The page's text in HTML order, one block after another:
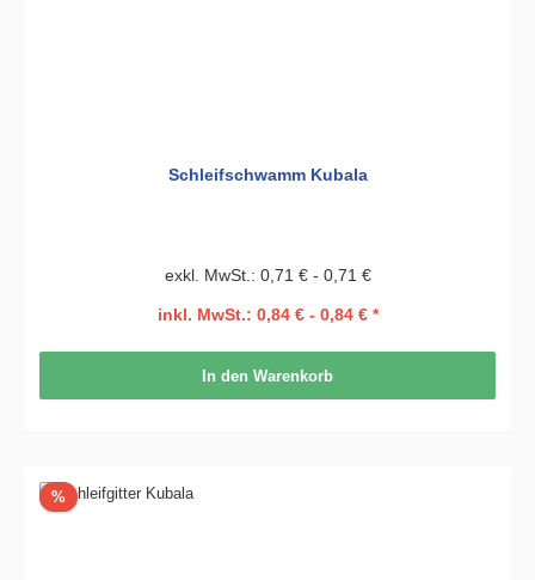
Schleifschwamm Kubala
exkl. MwSt.: 0,71 € - 0,71 €
inkl. MwSt.: 0,84 € - 0,84 € *
In den Warenkorb
%Rabatt